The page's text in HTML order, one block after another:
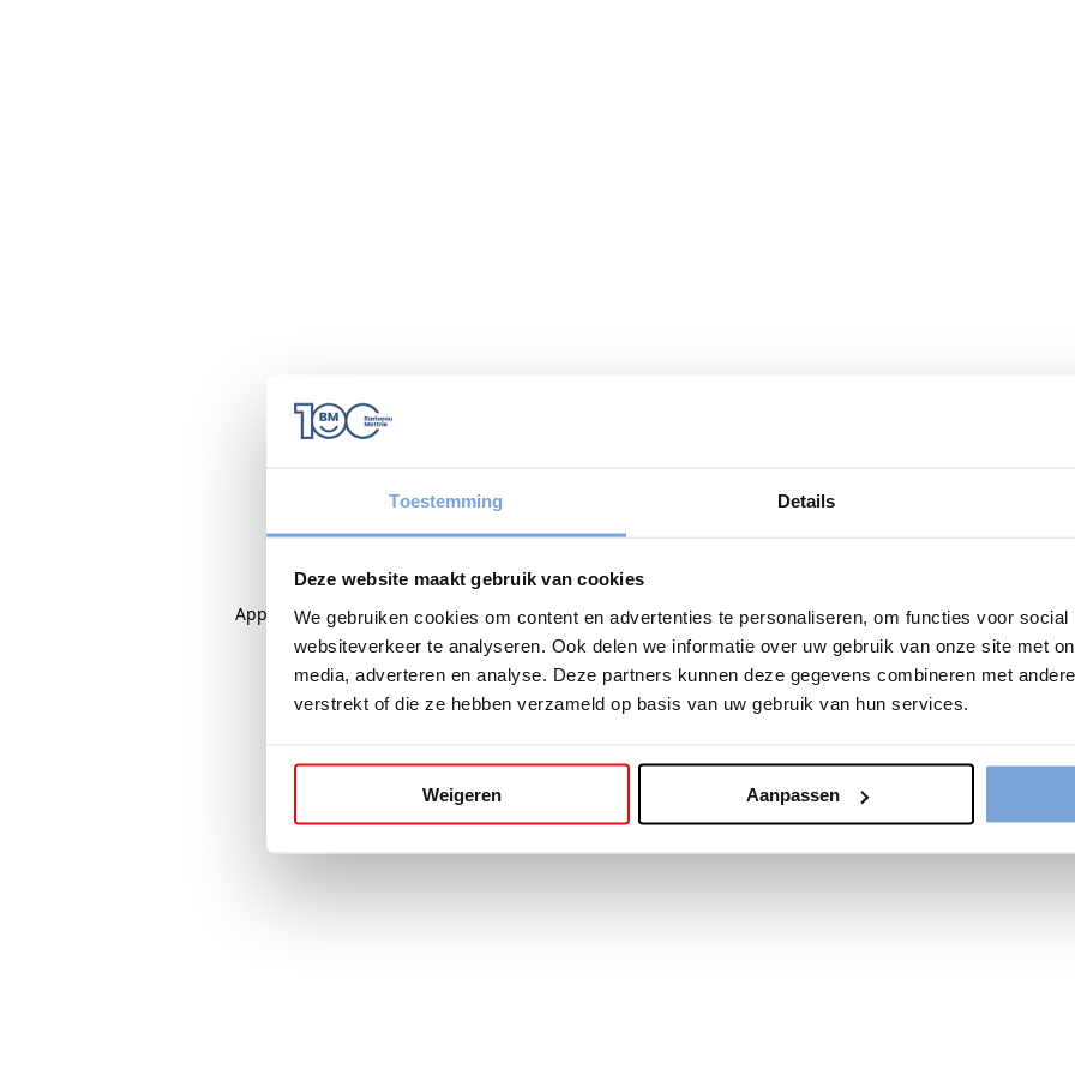
Toestemming Details
Deze website maakt gebruik van cookies
We gebruiken cookies om content en advertenties te personaliseren, om functies voor
websiteverkeer te analyseren. Ook delen we informatie over uw gebruik van onze site met
media, adverteren en analyse. Deze partners kunnen deze gegevens combineren met
verstrekt of die ze hebben verzameld op basis van uw gebruik van hun services.
Weigeren Aanpassen
Application error: aclient-side exception has occurred while loadingwww.bariseaumottrie.be(see the